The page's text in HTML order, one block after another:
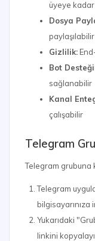
üyeye
Dosya
paylaşılabilir
Gizlilik:
Bot
sağlanabilir
Kanal
çalışabilir
Telegram
Telegram grubuna
Telegram
bilgisayarınıza
Yukarıdaki
linkini